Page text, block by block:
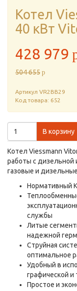
Котел
40 кВт
428 979
504 655 p
Артикул VR2BB29
Код товара: 652
В корзину
Котел Viessmann
работы с дизельной
газовые и
Нормативный
службы
Литые
надежной
Струйная
оптимальное
Удобный в
графической и
Простое и